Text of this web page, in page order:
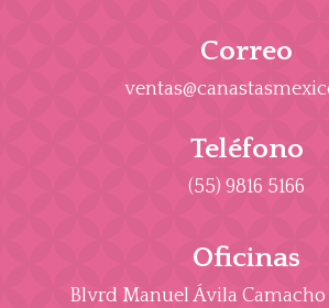
Correo
Teléfono
(55) 9816 5166
Oficinas
Blvrd Manuel Ávila